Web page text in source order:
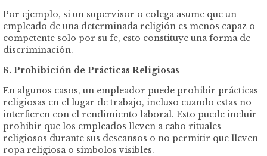
Por ejemplo, si un supervisor o colega asume que un
empleado de una determinada religión es menos capaz o
competente solo por su fe, esto constituye una forma de
discriminación.
8. Prohibición de Prácticas Religiosas
En algunos casos, un empleador puede prohibir prácticas
religiosas en el lugar de trabajo, incluso cuando estas no
interfieren con el rendimiento laboral. Esto puede incluir
prohibir que los empleados lleven a cabo rituales
religiosos durante sus descansos o no permitir que lleven
ropa religiosa o símbolos visibles.